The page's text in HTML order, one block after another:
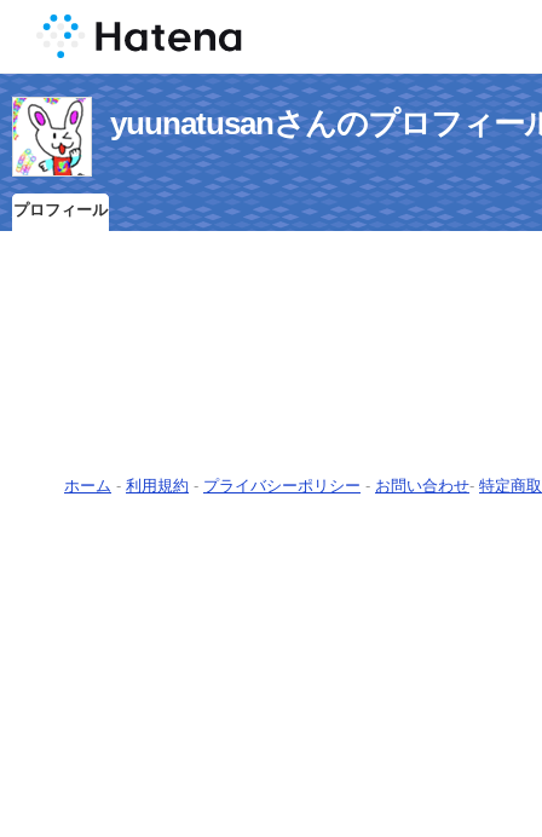
yuunatusanさんのプロフィー
プロフィール
ホーム - 利用規約 - プライバシーポリシー - お問い合わせ- 特定商